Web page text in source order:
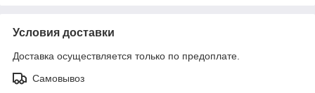
Условия доставки
Доставка осуществляется только по предоплате.
Самовывоз